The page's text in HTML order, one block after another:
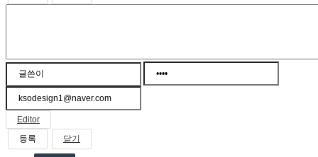
Editor
닫기